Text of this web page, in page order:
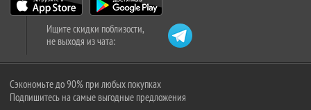
Ищите скидки поблизости,
не выходя из чата:
Сэкономьте до 90% при любых покупках
Подпишитесь на самые выгодные предложения